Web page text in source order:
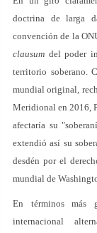
doctrina de larga
convención de la
clausum del poder
territorio soberano.
mundial original,
Meridional en 2016,
afectaría su
extendió así su
desdén por el
mundial de
En términos más
internacional